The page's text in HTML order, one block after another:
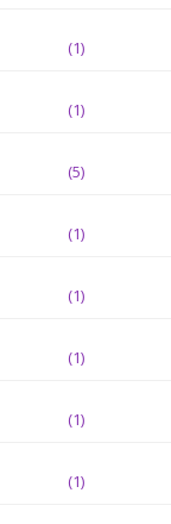
(1)
(1)
(5)
(1)
(1)
(1)
(1)
(1)